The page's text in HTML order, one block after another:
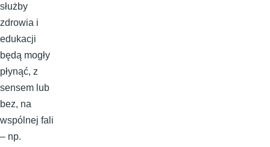
służby
zdrowia i
edukacji
będą mogły
płynąć, z
sensem lub
bez, na
wspólnej fali
– np.